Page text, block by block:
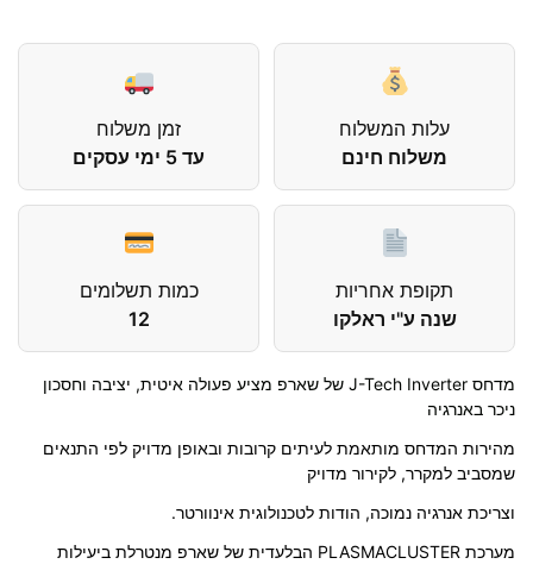
עלות המשלוח
משלוח חינם
זמן משלוח
עד 5 ימי עסקים
תקופת אחריות
שנה ע"י ראלקו
כמות תשלומים
12
מדחס J-Tech Inverter של שארפ מציע פעולה איטית, יציבה
וחסכון
ניכר באנרגיה
מהירות המדחס מותאמת לעיתים קרובות ובאופן מדויק לפי התנאים
שמסביב למקרר, לקירור מדויק
וצריכת אנרגיה נמוכה, הודות לטכנולוגית אינוורטר.
מערכת PLASMACLUSTER הבלעדית של שארפ מנטרלת ביעילות